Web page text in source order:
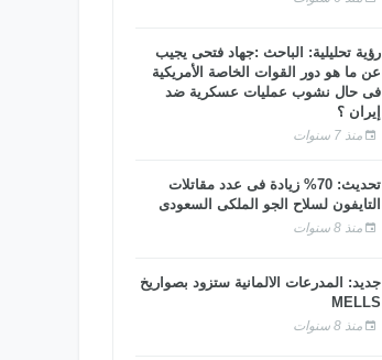
رؤية تحليلية: الباحث :جهاد فتحى يجيب
عن ما هو دور القوات الخاصة الأمريكية
فى حال نشوب عمليات عسكرية ضد
إيران ؟
منذ 7 سنوات
تحديث: 70% زيادة فى عدد مقاتلات
التايفون لسلاح الجو الملكى السعودى
منذ 8 سنوات
جديد: المدرعات الألمانية ستزود بصواريخ
MELLS
منذ 8 سنوات